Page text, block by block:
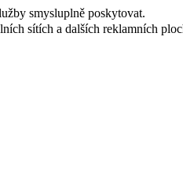
smysluplně poskytovat.
sítích a dalších reklamních